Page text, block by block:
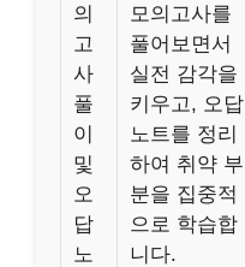
의
고
사
풀
이
및
오
답
노
모의고사를
풀어보면서
실전 감각을
키우고, 오답
노트를 정리
하여 취약 부
분을 집중적
으로 학습합
니다.